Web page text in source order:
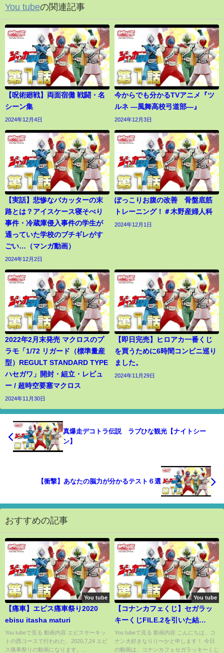
You tubeの関連記事
【呪術廻戦】両面宿儺 戦闘・名
シーン集
2024年12月4日
今からでも分かるTVアニメ『ツ
ルネ ―風舞高校弓道部―』
2024年12月3日
【実話】悲惨なバカッターの末
路とは？アイスケース寝そべり
事件・冷蔵庫侵入事件の学生が
通っていた学校のブチギレがす
ごい…（マンガ動画）
2024年12月2日
ぽっこりお腹の改善 骨盤底筋
トレーニング！＃木野産婦人科
2024年12月1日
2022年2月末発売 マクロスのプ
ラモ「1/72 リガード（標準量産
型）REGULT STANDARD TYPE
ハセガワ」開封・組立・レビュ
ー / 超時空要塞マクロス
2024年11月30日
【即日完売】ヒロアカ一番くじ
を買うために6時間コンビニ巡り
ました。
2024年11月29日
真爆走デコトラ伝説 ラブひな観光【ナイトシー
ン】
【衝撃】あなたの脳力が分かるテスト６選
おすすめの記事
You tube
【痛車】エビス痛車祭り2020
ebisu itasha maturi
You tubeで見る 動画内容 エビスサーキッ
トの西コースで行われた、2020,7,24 エビ
ス痛車祭りの動画になります。...
You tube
【コナンカフェくじ】セガラッ
キーくじFILE.2を引いた結
果。。。【名探偵コナン】【セ
ガくじオンライン】
You tubeで見る 動画内容 こんにちは、コ
ナン大好きなりり〜かと申します！ 今日
の動画は、コナンカフェセガラッキーくじ